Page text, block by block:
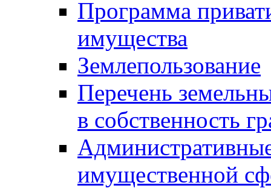
Программа
имущества
Землепользование
Перечень
в собственность
имущественной